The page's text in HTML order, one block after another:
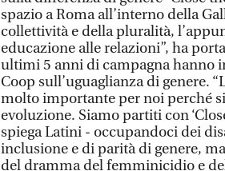
spazio a Roma all’interno della
collettività e della pluralità,
educazione alle relazioni”, ha
ultimi 5 anni di campagna hanno
Coop sull’uguaglianza di genere.
molto importante per noi perché
evoluzione. Siamo partiti con
spiega Latini - occupandoci dei
inclusione e di parità di genere,
del dramma del femminicidio e